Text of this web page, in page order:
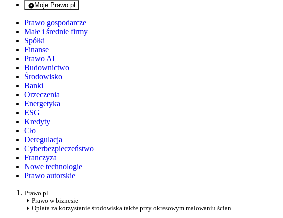
Moje Prawo.pl
- rejestracja i logowanie do serwisu
Prawo gospodarcze
Małe i średnie firmy
Spółki
Finanse
Prawo AI
Budownictwo
Środowisko
Banki
Orzeczenia
Energetyka
ESG
Kredyty
Cło
Deregulacja
Cyberbezpieczeństwo
Franczyza
Nowe technologie
Prawo autorskie
Prawo.pl
Prawo w biznesie
Opłata za korzystanie środowiska także przy okresowym malowaniu ścian